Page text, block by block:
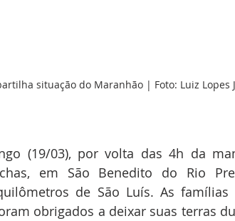
situação do Maranhão | Foto: Luiz Lopes
(19/03), por volta das 4h da
em São Benedito do Rio
de São Luís. As famílias
obrigados a deixar suas terras